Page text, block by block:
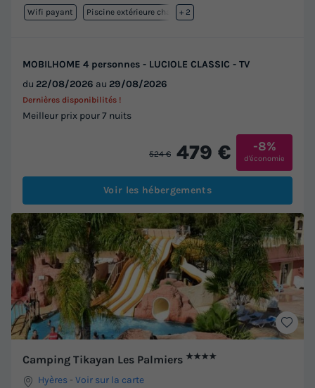
Wifi payant Piscine extérieure chauffée
+ 2
MOBILHOME 4 personnes - LUCIOLE CLASSIC - TV
du 22/08/2026 au 29/08/2026
Meilleur prix pour 7 nuits
Dernières disponibilités !
524 € 479 € -8%
d'économie
Voir les hébergements
Camping Tikayan Les Palmiers ★★★★
Hyères -Voir sur la carte